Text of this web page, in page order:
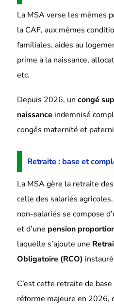
La MSA verse les mêmes
la CAF, aux mêmes
familiales, aides au
prime à la naissance,
etc.
Depuis 2026, un congé
naissance indemnisé
congés maternité et
Retraite : base et
La MSA gère la retraite
celle des salariés
non-salariés se compose
et d’une pension
laquelle s’ajoute une
Obligatoire (RCO)
C’est cette retraite de base
réforme majeure en 2026,